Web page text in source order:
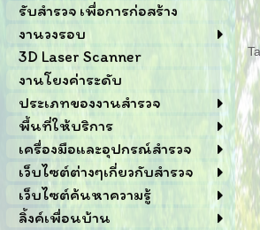
รับสำรวจ เพื่อการก่อสร้าง
งานวงรอบ
3D Laser Scanner
งานโยงค่าระดับ
ประเภทของงานสำรวจ
พื้นที่ให้บริการ
เครื่องมือและอุปกรณ์สำรวจ
เว็บไซต์ต่างๆเกี่ยวกับสำรวจ
เว็บไซต์ค้นหาความรู้
ลิ้งค์เพื่อนบ้าน